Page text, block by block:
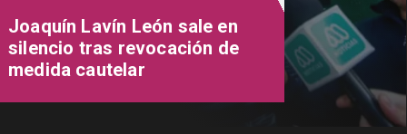
Joaquín Lavín León sale en
silencio tras revocación de
medida cautelar